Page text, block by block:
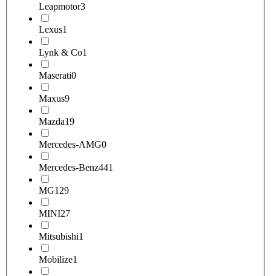
Leapmotor3
Lexus1
Lynk & Co1
Maserati0
Maxus9
Mazda19
Mercedes-AMG0
Mercedes-Benz441
MG129
MINI27
Mitsubishi1
Mobilize1